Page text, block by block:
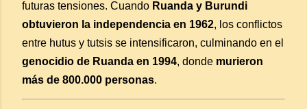
futuras tensiones. Cuando Ruanda y Burundi
obtuvieron la independencia en 1962, los conflictos
entre hutus y tutsis se intensificaron, culminando en el
genocidio de Ruanda en 1994, donde murieron
más de 800.000 personas.